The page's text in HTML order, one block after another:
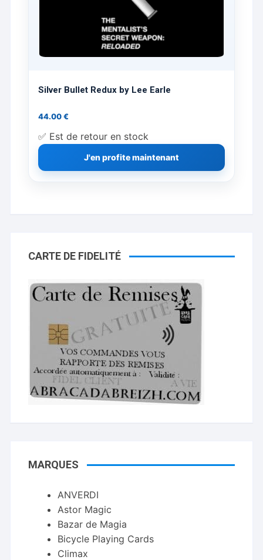
Silver Bullet Redux by Lee Earle
44.00€
✅ Est de retour en stock
J'en profite maintenant
CARTE DE FIDELITÉ
MARQUES
ANVERDI
Astor Magic
Bazar de Magia
Bicycle Playing Cards
Climax